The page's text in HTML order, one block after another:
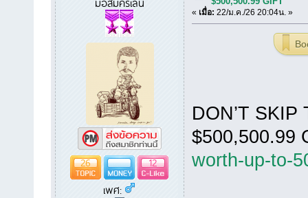
26
12
เพศ:
« เมื่อ: 22/ม.ค./26 20:04น. »
DON’T
$500,500.99
worth-up-to-